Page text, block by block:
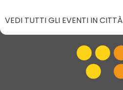
VEDI TUTTI GLI EVENTI IN CITTÀ